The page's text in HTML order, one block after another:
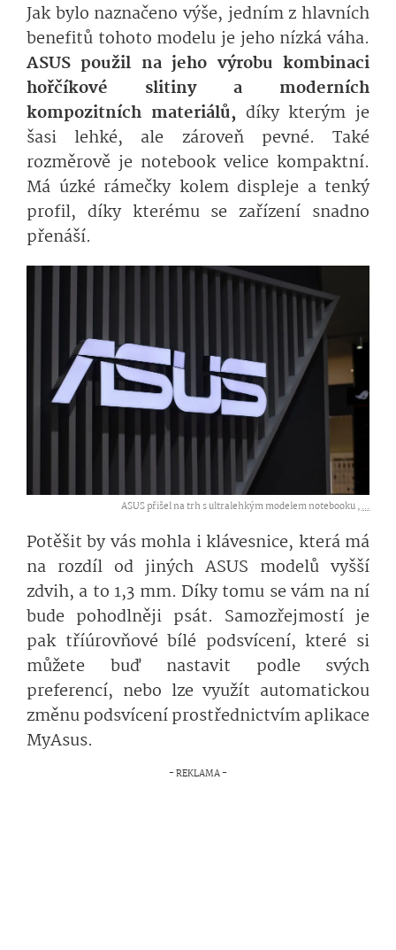
Jak bylo naznačeno výše, jedním z hlavních
benefitů tohoto modelu je jeho nízká váha.
ASUS použil na jeho výrobu kombinaci
hořčíkové slitiny a moderních
kompozitních materiálů,díky kterým je
šasi lehké, ale zároveň pevné. Také
rozměrově je notebook velice kompaktní.
Má úzké rámečky kolem displeje a tenký
profil, díky kterému se zařízení snadno
přenáší.
ASUS přišel na trh s ultralehkým modelem notebooku ,...
Potěšit by vás mohla i klávesnice, která má
na rozdíl od jiných ASUS modelů vyšší
zdvih, a to 1,3 mm. Díky tomu se vám na ní
bude pohodlněji psát. Samozřejmostí je
pak tříúrovňové bílé podsvícení, které si
můžete buď nastavit podle svých
preferencí, nebo lze využít automatickou
změnu podsvícení prostřednictvím aplikace
MyAsus.